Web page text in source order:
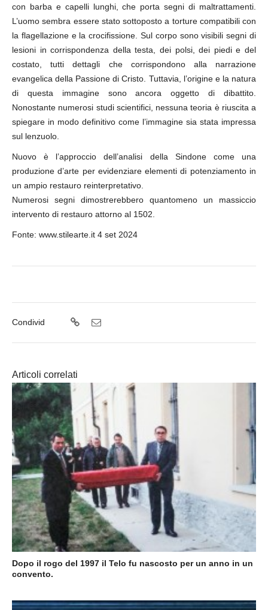
con barba e capelli lunghi, che porta segni di maltrattamenti.
L’uomo sembra essere stato sottoposto a torture compatibili con
la flagellazione e la crocifissione. Sul corpo sono visibili segni di
lesioni in corrispondenza della testa, dei polsi, dei piedi e del
costato, tutti dettagli che corrispondono alla narrazione
evangelica della Passione di Cristo. Tuttavia, l’origine e la natura
di questa immagine sono ancora oggetto di dibattito.
Nonostante numerosi studi scientifici, nessuna teoria è riuscita a
spiegare in modo definitivo come l’immagine sia stata impressa
sul lenzuolo.
Nuovo è l’approccio dell’analisi della Sindone come una
produzione d’arte per evidenziare elementi di potenziamento in
un ampio restauro reinterpretativo.
Numerosi segni dimostrerebbero quantomeno un massiccio
intervento di restauro attorno al 1502.
Fonte: www.stilearte.it 4 set 2024
Condivid
Articoli correlati
Dopo il rogo del 1997 il Telo fu nascosto per un anno in un
convento.